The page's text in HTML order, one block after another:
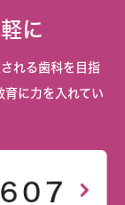
に
れる歯科を目指
育に力を入れてい